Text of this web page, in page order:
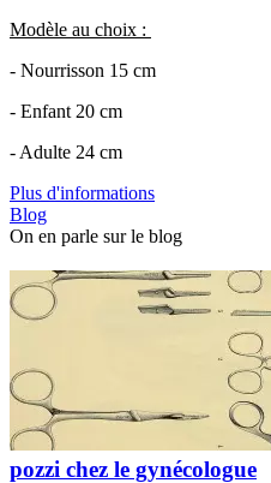
Modèle au choix :
- Nourrisson 15 cm
- Enfant 20 cm
- Adulte 24 cm
Plus d'informations
Blog
On en parle sur le blog
pozzi chez le gynécologue